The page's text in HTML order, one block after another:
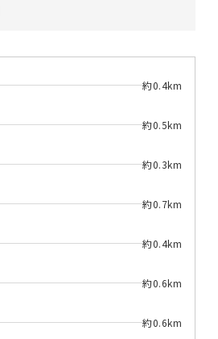
約0.4km
約0.5km
約0.3km
約0.7km
約0.4km
約0.6km
約0.6km